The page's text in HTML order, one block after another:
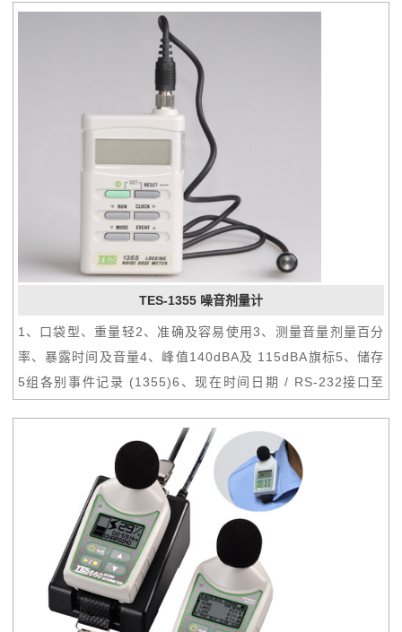
TES-1355 噪音剂量计
1、口袋型、重量轻2、准确及容易使用3、测量音量剂量百分
率、暴露时间及音量4、峰值140dBA及 115dBA旗标5、储存
5组各别事件记录 (1355)6、现在时间日期 / RS-232接口至